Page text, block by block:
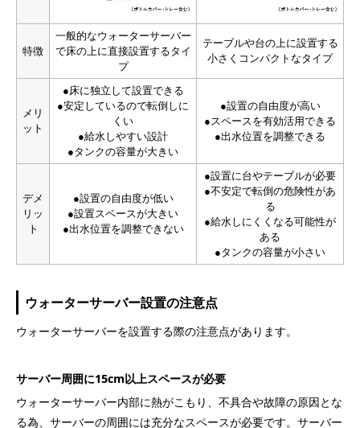
特徴
一般的なウォーターサーバー
で床の上に直接設置するタイ
プ
テーブルや台の上に設置する
小さくコンパクトなタイプ
メリ
ット
●床に独立して設置できる
●安定しているので転倒しに
くい
●給水しやすい設計
●タンクの容量が大きい
●設置の自由度が高い
●スペースを有効活用できる
●出水位置を調整できる
デメ
リッ
ト
●設置の自由度が低い
●設置スペースが大きい
●出水位置を調整できない
●設置に台やテーブルが必要
●不安定で転倒の危険性があ
る
●給水しにくくなる可能性が
ある
●タンクの容量が小さい
ウォーターサーバー設置の注意点
ウォーターサーバーを設置する際の注意点があります。
サーバー周囲に15cm以上スペースが必要
ウォーターサーバー内部に熱がこもり、不具合や故障の原因とな
る為、サーバーの周囲には充分なスペースが必要です。サーバー